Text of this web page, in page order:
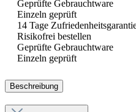
Geprüfte Gebrauchtware
Einzeln geprüft
14 Tage
Risikofrei bestellen
Geprüfte Gebrauchtware
Einzeln geprüft
Beschreibung